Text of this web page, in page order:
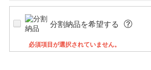
分割納品を希望する
必須項目が選択されていません。